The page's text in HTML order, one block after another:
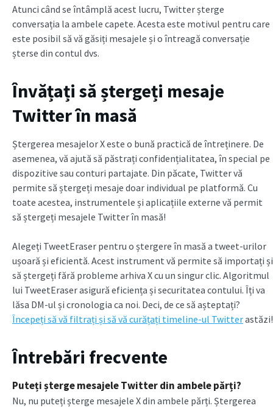
Atunci când se întâmplă acest lucru, Twitter șterge
conversația la ambele capete. Acesta este motivul pentru care
este posibil să vă găsiți mesajele și o întreagă conversație
șterse din contul dvs.
Învățați să ștergeți mesaje
Twitter în masă
Ștergerea mesajelor X este o bună practică de întreținere. De
asemenea, vă ajută să păstrați confidențialitatea, în special pe
dispozitive sau conturi partajate. Din păcate, Twitter vă
permite să ștergeți mesaje doar individual pe platformă. Cu
toate acestea, instrumentele și aplicațiile externe vă permit
să ștergeți mesajele Twitter în masă!
Alegeți TweetEraser pentru o ștergere în masă a tweet-urilor
ușoară și eficientă. Acest instrument vă permite să importați și
să ștergeți fără probleme arhiva X cu un singur clic. Algoritmul
lui TweetEraser asigură eficiența și securitatea contului. Îți va
lăsa DM-ul și cronologia ca noi. Deci, de ce să așteptați?
Începeți să vă filtrați și să vă curățați timeline-ul Twitterastăzi!
Întrebări frecvente
Puteți șterge mesajele Twitter din ambele părți?
Nu, nu puteți șterge mesajele X din ambele părți. Ștergerea